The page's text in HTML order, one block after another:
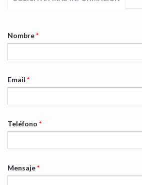
Nombre*
Email *
Teléfono *
Mensaje*